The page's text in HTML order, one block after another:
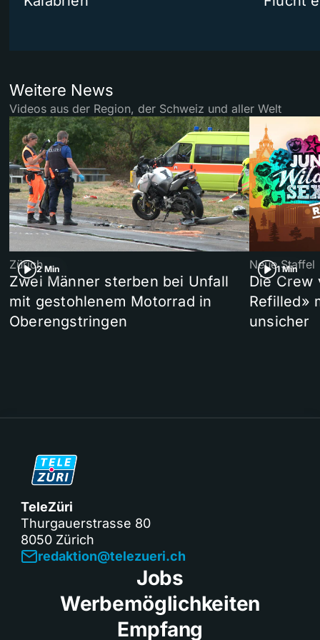
Weitere News
Videos aus der Region, der Schweiz und aller Welt
2 Min
Zürich
Zwei Männer sterben bei Unfall
mit gestohlenem Motorrad in
Oberengstringen
1 Min
Neue Staffel
Die Crew
Refilled»
unsicher
TeleZüri
Thurgauerstrasse 80
8050 Zürich
redaktion@telezueri.ch
Jobs
Werbemöglichkeiten
Empfang